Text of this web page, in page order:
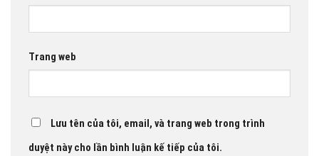
Trang web
Lưu tên của tôi, email, và trang web trong trình
duyệt này cho lần bình luận kế tiếp của tôi.